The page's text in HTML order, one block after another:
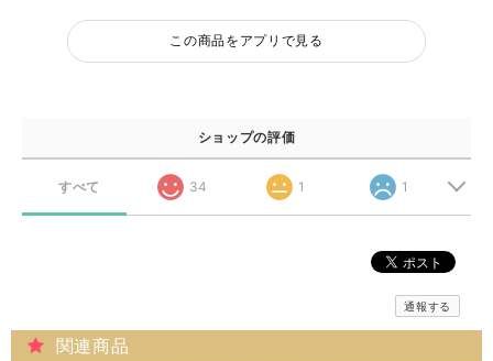
この商品をアプリで見る
ショップの評価
すべて 34 1 1
通報する
関連商品